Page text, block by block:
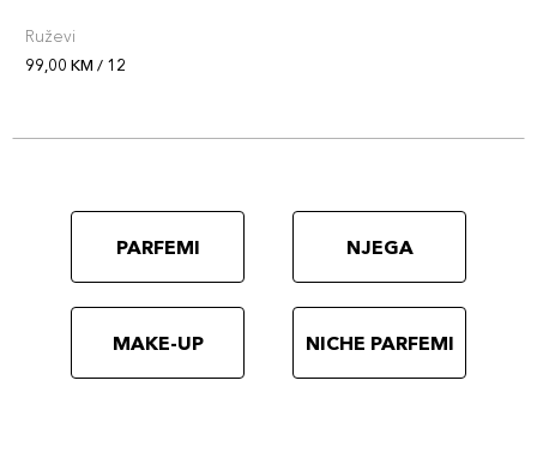
Ruževi
99,00 KM / 12
PARFEMI NJEGA
MAKE-UP NICHE PARFEMI